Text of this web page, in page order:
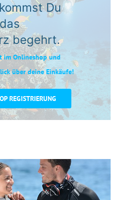
Du
begehrt.
im Onlineshop und
über deine Einkäufe!
REGISTRIERUNG